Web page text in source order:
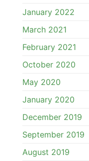
January 2022
March 2021
February 2021
October 2020
May 2020
January 2020
December 2019
September 2019
August 2019